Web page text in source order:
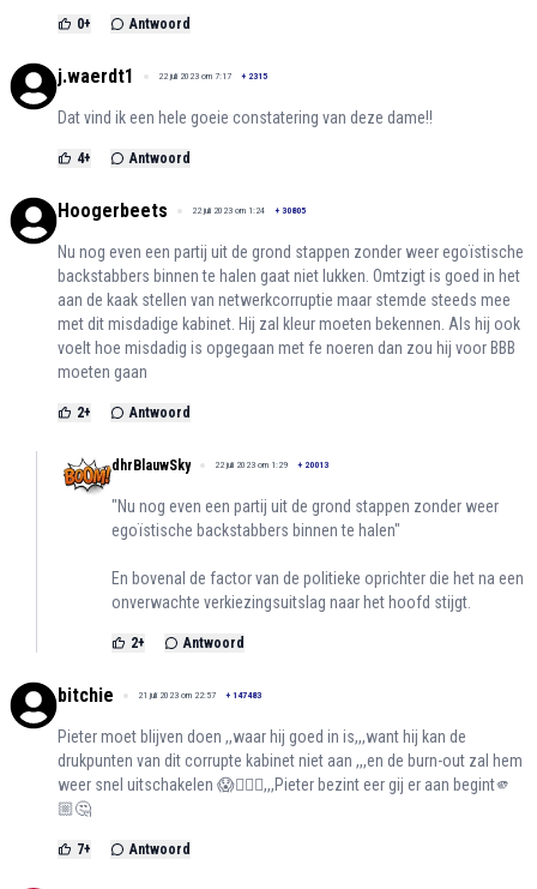
0+ Antwoord
j.waerdt1 22 juli 2023 om 7:17 + 2315
Dat vind ik een hele goeie constatering van deze dame!!
4+ Antwoord
Hoogerbeets 22 juli 2023 om 1:24 + 30805
Nu nog even een partij uit de grond stappen zonder weer egoïstische
backstabbers binnen te halen gaat niet lukken. Omtzigt is goed in het
aan de kaak stellen van netwerkcorruptie maar stemde steeds mee
met dit misdadige kabinet. Hij zal kleur moeten bekennen. Als hij ook
voelt hoe misdadig is opgegaan met fe noeren dan zou hij voor BBB
moeten gaan
2+ Antwoord
dhrBlauwSky 22 juli 2023 om 1:29 + 20013
"Nu nog even een partij uit de grond stappen zonder weer
egoïstische backstabbers binnen te halen"
En bovenal de factor van de politieke oprichter die het na een
onverwachte verkiezingsuitslag naar het hoofd stijgt.
2+ Antwoord
bitchie 21 juli 2023 om 22:57 + 147483
Pieter moet blijven doen ,,waar hij goed in is,,,want hij kan de
drukpunten van dit corrupte kabinet niet aan ,,,en de burn-out zal hem
weer snel uitschakelen 😱🤦🏻‍♀️,,,Pieter bezint eer gij er aan begint🫵
🏼🤔
7+ Antwoord